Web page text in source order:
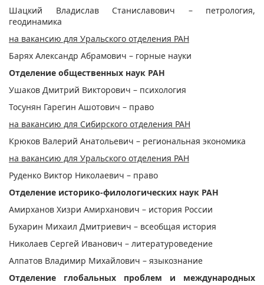
Шацкий Владислав Станиславович – петрология,
геодинамика
на вакансию для Уральского отделения РАН
Барях Александр Абрамович – горные науки
Отделение общественных наук РАН
Ушаков Дмитрий Викторович – психология
Тосунян Гарегин Ашотович – право
на вакансию для Сибирского отделения РАН
Крюков Валерий Анатольевич – региональная экономика
на вакансию для Уральского отделения РАН
Руденко Виктор Николаевич – право
Отделение историко-филологических наук РАН
Амирханов Хизри Амирханович – история России
Бухарин Михаил Дмитриевич – всеобщая история
Николаев Сергей Иванович – литературоведение
Алпатов Владимир Михайлович – языкознание
Отделение глобальных проблем и международных